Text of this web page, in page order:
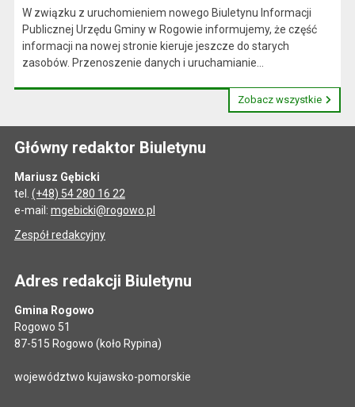
W związku z uruchomieniem nowego Biuletynu Informacji
Publicznej Urzędu Gminy w Rogowie informujemy, że część
informacji na nowej stronie kieruje jeszcze do starych
zasobów. Przenoszenie danych i uruchamianie...
Zobacz wszystkie
Główny redaktor Biuletynu
Mariusz Gębicki
tel. (+48) 54 280 16 22
e-mail: mgebicki@rogowo.pl
Zespół redakcyjny
Adres redakcji Biuletynu
Gmina Rogowo
Rogowo 51
87-515 Rogowo (koło Rypina)
województwo kujawsko-pomorskie